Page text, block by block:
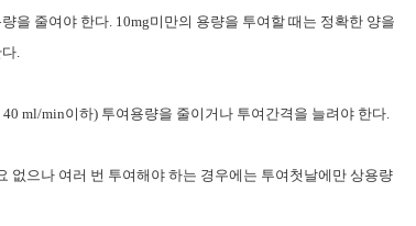
을 줄여야 한다. 10mg미만의 용량을 투여할 때는 정확한 양을
.
ml/min이하) 투여용량을 줄이거나 투여간격을 늘려야 한다.
없으나 여러 번 투여해야 하는 경우에는 투여첫날에만 상용량